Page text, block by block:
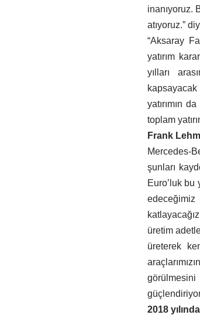
inanıyoruz.
atıyoruz.”
“Aksaray
yatırım
yılları
kapsayacak
yatırımın
toplam
Frank
Mercedes-
şunları
Euro’luk bu
üretim
üreterek
2018